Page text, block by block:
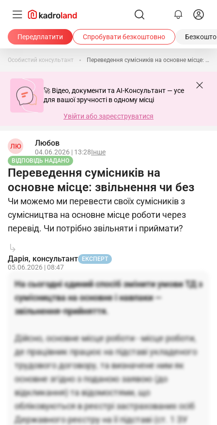
Передплатити Спробувати безкоштовно
Особистий консультант Переведення сумісників на основне місце: звільнення чи без
🚀 Відео, документи та AI-Консультант — усе
для вашої зручності в одному місці
Увійти або зареєструватися
ЛЮ Любов
04.06.2026 | 13:28Інше
ВІДПОВІДЬ НАДАНО
Переведення сумісників на
основне місце: звільнення чи без
Чи можемо ми перевести своїх сумісників з
сумісництва на основне місце роботи через
перевід. Чи потрібно звільняти і приймати?
Дарія, консультант ЕКСПЕРТ
05.06.2026 | 08:47
На сьогодні єдиний спосіб змінити умови ТД з
сумісництва на основне і навпаки —
звільнення-прийняття.
Дійсно, основне місце роботи - місце роботи,
де працівник працює на підставі укладеного
трудового договору, та визначене ним як
основне згідно з поданою заявою (до
відкликання) та відомостями, що
обліковуються в реєстрі застрахованих осіб
Державного реєстру на її підставі (ст. 1 ЗУ